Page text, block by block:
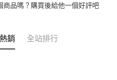
商品嗎？購買後給他一個好評吧
銷 全站排行